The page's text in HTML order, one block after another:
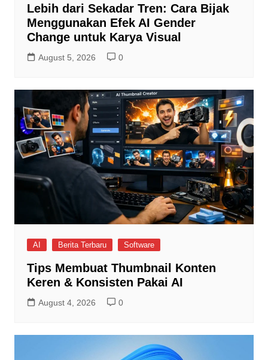
Lebih dari Sekadar Tren: Cara Bijak
Menggunakan Efek AI Gender
Change untuk Karya Visual
August 5, 2026 0
AI Berita Terbaru Software
Tips Membuat Thumbnail Konten
Keren & Konsisten Pakai AI
August 4, 2026 0